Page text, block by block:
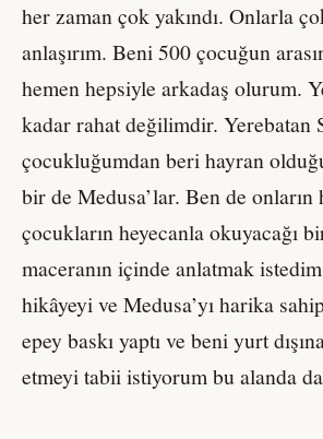
her zaman çok yakındı. Onlarla
anlaşırım. Beni 500 çocuğun
hemen hepsiyle arkadaş olurum.
kadar rahat değilimdir. Yerebatan
çocukluğumdan beri hayran
bir de Medusa’lar. Ben de onların
çocukların heyecanla okuyacağı
maceranın içinde anlatmak
hikâyeyi ve Medusa’yı harika
epey baskı yaptı ve beni yurt
etmeyi tabii istiyorum bu alanda